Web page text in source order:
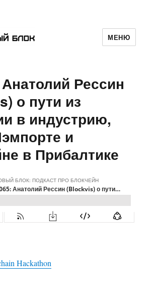
МЕНЮ
Рессин
о пути из
в индустрию,
и
в Прибалтике
Hackathon